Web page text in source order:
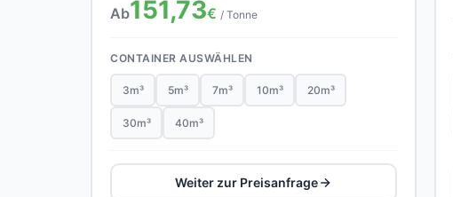
Ab151,73€ / Tonne
CONTAINER AUSWÄHLEN
3m³ 5m³ 7m³ 10m³ 20m³
30m³ 40m³
Weiter zur Preisanfrage